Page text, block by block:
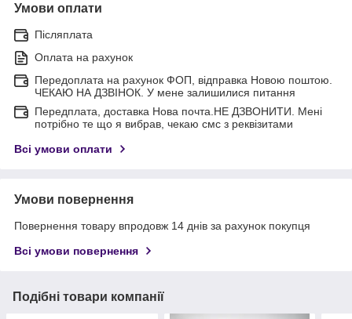
Умови оплати
Післяплата
Оплата на рахунок
Передоплата на рахунок ФОП, відправка Новою поштою.
ЧЕКАЮ НА ДЗВІНОК. У мене залишилися питання
Передплата, доставка Нова почта.НЕ ДЗВОНИТИ. Мені
потрібно те що я вибрав, чекаю смс з реквізитами
Всі умови оплати
Умови повернення
Повернення товару впродовж 14 днів за рахунок покупця
Всі умови повернення
Подібні товари компанії